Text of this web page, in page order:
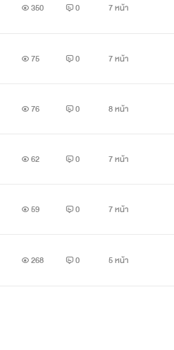
350 0 7 หน้า
75 0 7 หน้า
76 0 8 หน้า
62 0 7 หน้า
59 0 7 หน้า
268 0 5 หน้า